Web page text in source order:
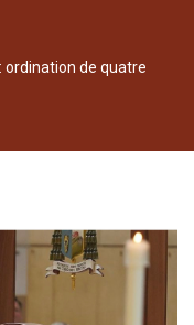
ordination de quatre